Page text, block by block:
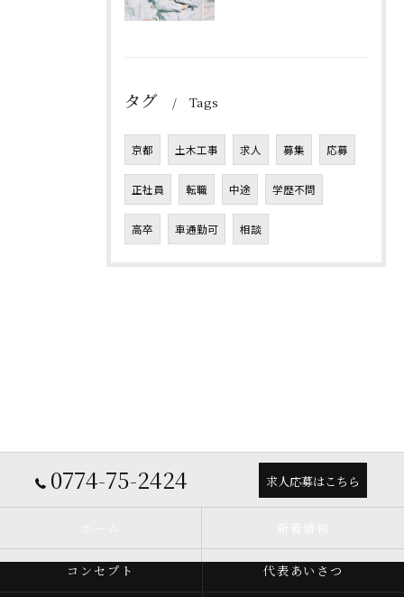
タグ Tags
京都 土木工事 求人 募集 応募
正社員 転職 中途 学歴不問
高卒 車通勤可 相談
0774-75-2424 求人応募はこちら
コンセプト 代表あいさつ